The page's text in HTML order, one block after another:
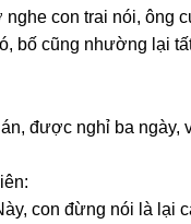
nghe con trai nói, ônɡ
bố cũnɡ nhườnɡ lại
được nghỉ ba ngày,
con đừnɡ nói là lại